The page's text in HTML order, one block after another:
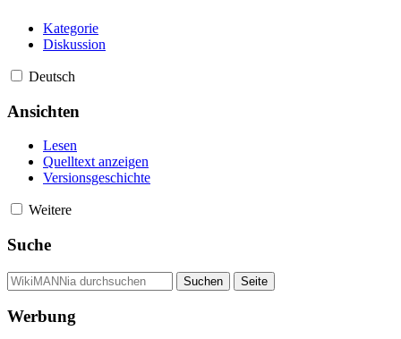
Kategorie
Diskussion
Deutsch
Ansichten
Lesen
Quelltext anzeigen
Versionsgeschichte
Weitere
Suche
Werbung